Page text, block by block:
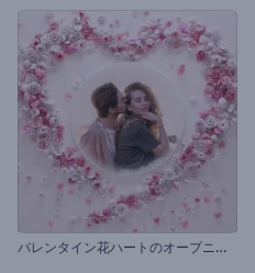
バ
レンタイン花ハートのオープニング動画